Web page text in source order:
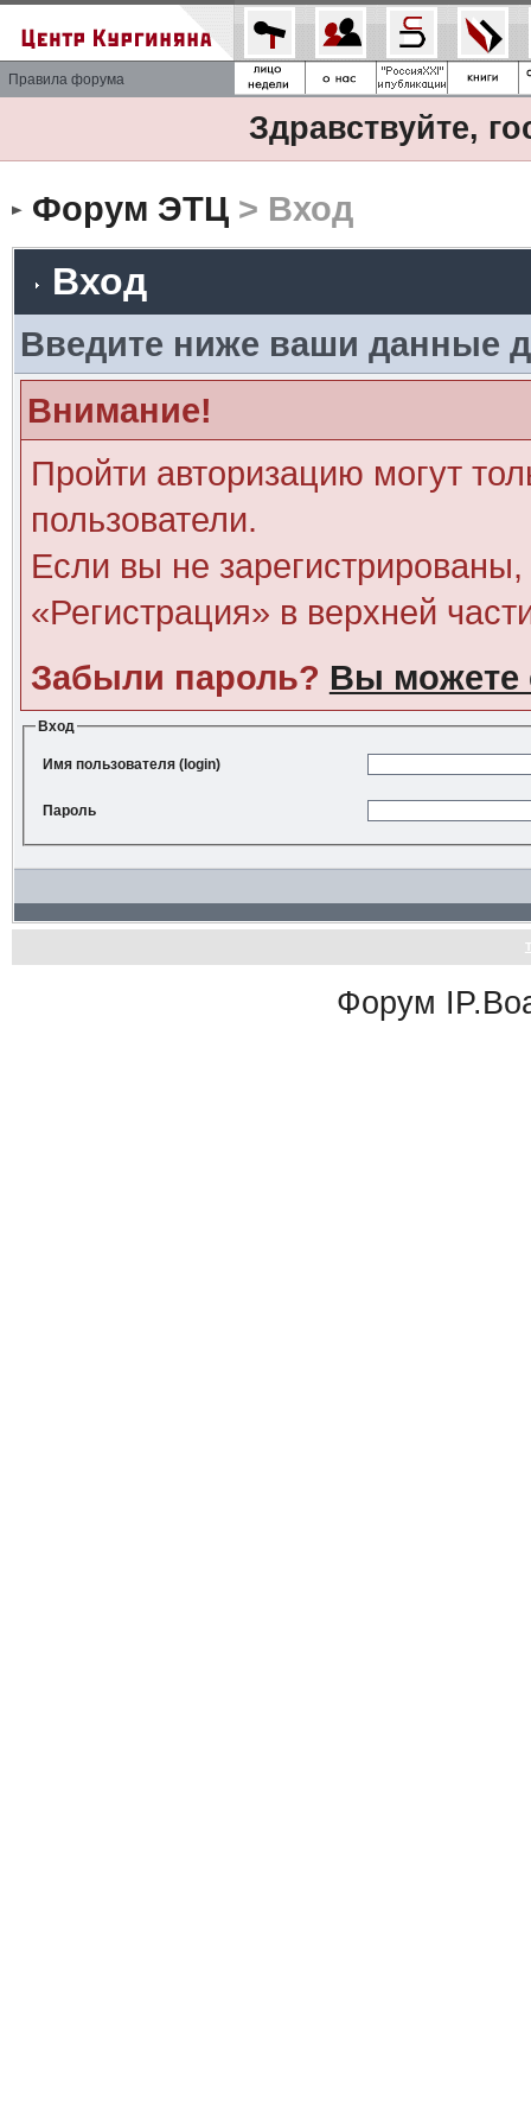
Правила форума
Здравствуйте,
Форум ЭТЦ> Вход
Вход
Введите ниже ваши данные
Внимание!
Пройти авторизацию могут
пользователи.
Если вы не
«Регистрация» в верхней
Забыли пароль? Вы можете
Вход
Имя пользователя (login)
Пароль
Форум